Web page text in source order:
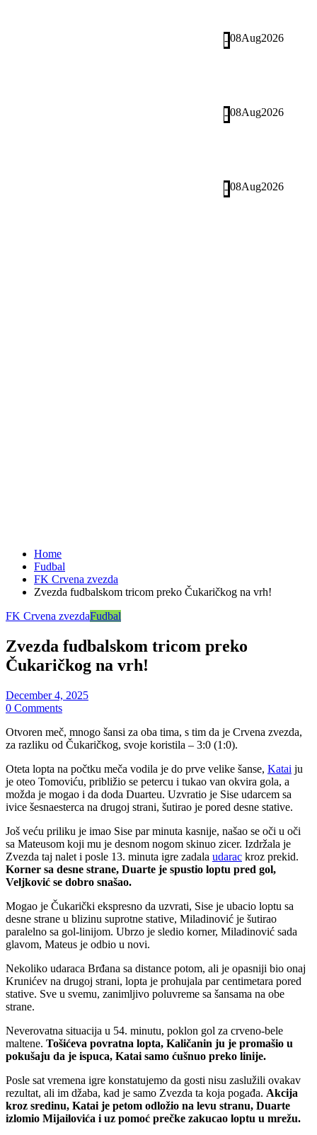
- 08Aug2026
- 08Aug2026
- 08Aug2026
Home
Fudbal
FK Crvena zvezda
Zvezda fudbalskom tricom preko Čukaričkog na vrh!
FK Crvena zvezdaFudbal
Zvezda fudbalskom tricom preko
Čukaričkog na vrh!
December 4, 2025
0 Comments
Otvoren meč, mnogo šansi za oba tima, s tim da je Crvena zvezda,
za razliku od Čukaričkog, svoje koristila – 3:0 (1:0).
Oteta lopta na počtku meča vodila je do prve velike šanse, Katai ju
je oteo Tomoviću, približio se petercu i tukao van okvira gola, a
možda je mogao i da doda Duarteu. Uzvratio je Sise udarcem sa
ivice šesnaesterca na drugoj strani, šutirao je pored desne stative.
Još veću priliku je imao Sise par minuta kasnije, našao se oči u oči
sa Mateusom koji mu je desnom nogom skinuo zicer. Izdržala je
Zvezda taj nalet i posle 13. minuta igre zadala udarac kroz prekid.
Korner sa desne strane, Duarte je spustio loptu pred gol,
Veljković se dobro snašao.
Mogao je Čukarički ekspresno da uzvrati, Sise je ubacio loptu sa
desne strane u blizinu suprotne stative, Miladinović je šutirao
paralelno sa gol-linijom. Ubrzo je sledio korner, Miladinović sada
glavom, Mateus je odbio u novi.
Nekoliko udaraca Brđana sa distance potom, ali je opasniji bio onaj
Krunićev na drugoj strani, lopta je prohujala par centimetara pored
stative. Sve u svemu, zanimljivo poluvreme sa šansama na obe
strane.
Neverovatna situacija u 54. minutu, poklon gol za crveno-bele
maltene. Tošićeva povratna lopta, Kaličanin ju je promašio u
pokušaju da je ispuca, Katai samo ćušnuo preko linije.
Posle sat vremena igre konstatujemo da gosti nisu zaslužili ovakav
rezultat, ali im džaba, kad je samo Zvezda ta koja pogađa. Akcija
kroz sredinu, Katai je petom odložio na levu stranu, Duarte
izlomio Mijailovića i uz pomoć prečke zakucao loptu u mrežu.